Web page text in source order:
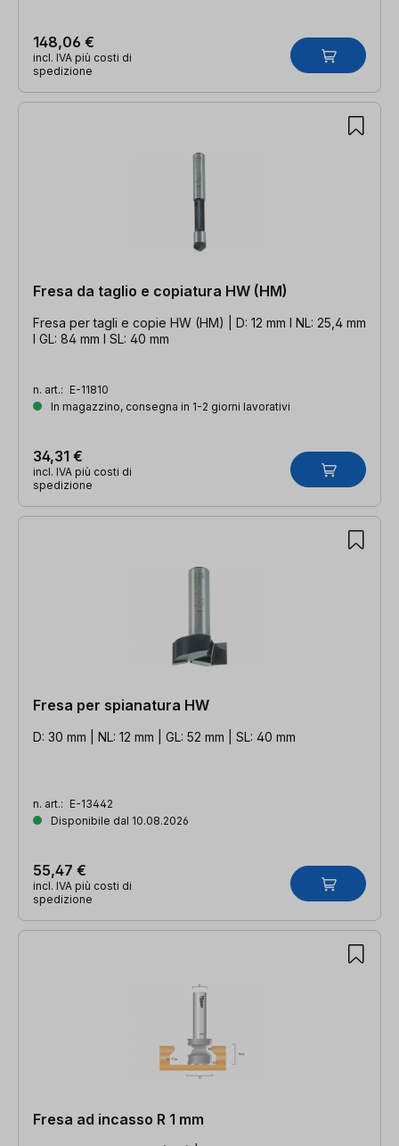
148,06 €
incl. IVA più costi di
spedizione
Fresa da taglio e copiatura HW (HM)
Fresa per tagli e copie HW (HM) | D: 12 mm l NL: 25,4 mm
l GL: 84 mm l SL: 40 mm
n. art.: E-11810
In magazzino, consegna in 1-2 giorni lavorativi
34,31 €
incl. IVA più costi di
spedizione
Fresa per spianatura HW
D: 30 mm | NL: 12 mm | GL: 52 mm | SL: 40 mm
n. art.: E-13442
Disponibile dal 10.08.2026
55,47 €
incl. IVA più costi di
spedizione
Fresa ad incasso R 1 mm